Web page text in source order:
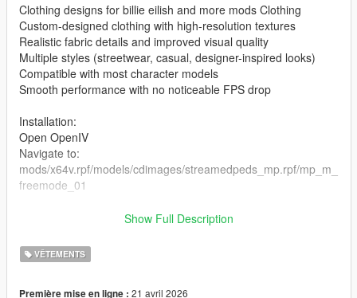
Clothing designs for billie eilish and more mods Clothing
Custom-designed clothing with high-resolution textures
Realistic fabric details and improved visual quality
Multiple styles (streetwear, casual, designer-inspired looks)
Compatible with most character models
Smooth performance with no noticeable FPS drop
Installation:
Open OpenIV
Navigate to:
mods/x64v.rpf/models/cdimages/streamedpeds_mp.rpf/mp_m_
freemode_01
Launch the game and enjoy
Show Full Description
VÊTEMENTS
Première mise en ligne : 21 avril 2026